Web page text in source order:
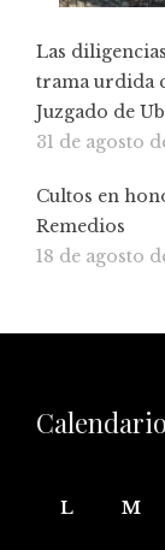
Las
trama urdida
Juzgado de
31 de agosto
Cultos en
Remedios
18 de agosto
Calendario
L
M